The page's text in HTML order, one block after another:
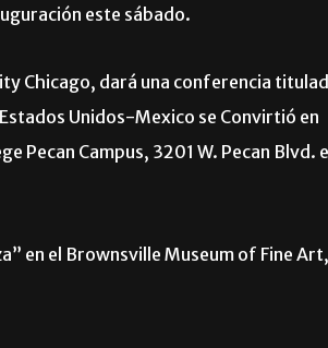
este sábado.
Chicago, dará una conferencia
Unidos-Mexico se Convirtió en
Pecan Campus, 3201 W. Pecan Blvd.
en el Brownsville Museum of Fine Art,